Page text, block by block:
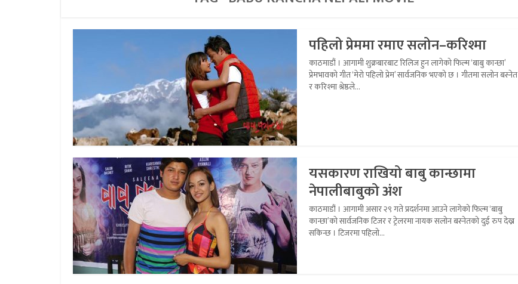
पहिलो प्रेममा रमाए सलोन–करिश्मा
काठमाडौं । आगामी शुक्रबारबाट रिलिज हुन लागेको फिल्म ‘बाबु कान्छा’
प्रेमभावको गीत ‘मेरो पहिलो प्रेम’ सार्वजनिक भएको छ । गीतमा सलोन बस्नेत
र करिश्मा श्रेष्ठले...
यसकारण राखियो बाबु कान्छामा
नेपालीबाबुको अंश
काठमाडौं । आगामी असार २९ गते प्रदर्शनमा आउने लागेको फिल्म ‘बाबु
कान्छा’को सार्वजनिक टिजर र ट्रेलरमा नायक सलोन बस्नेतको दुई रुप देख्न
सकिन्छ । टिजरमा पहिलो...